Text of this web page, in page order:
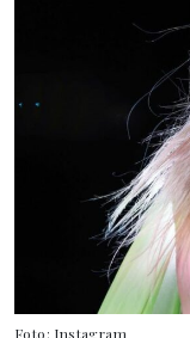
Foto: Instagram